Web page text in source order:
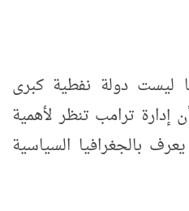
ليست دولة نفطية كبرى
إدارة ترامب تنظر لأهمية
بالجغرافيا السياسية